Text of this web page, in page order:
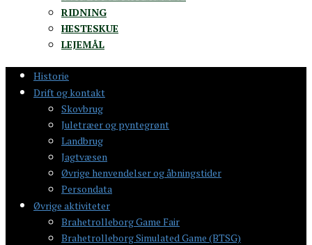
RIDNING
HESTESKUE
LEJEMÅL
Historie
Drift og kontakt
Skovbrug
Juletræer og pyntegrønt
Landbrug
Jagtvæsen
Øvrige henvendelser og åbningstider
Persondata
Øvrige aktiviteter
Brahetrolleborg Game Fair
Brahetrolleborg Simulated Game (BTSG)